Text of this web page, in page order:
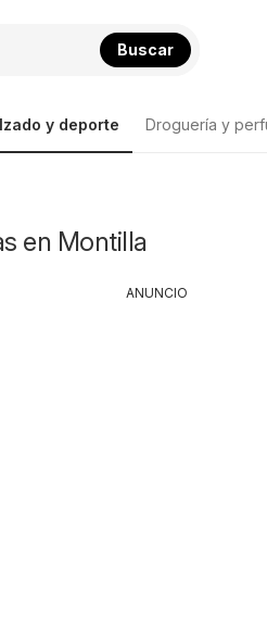
Buscar
y deporte Droguería y
en Montilla
ANUNCIO